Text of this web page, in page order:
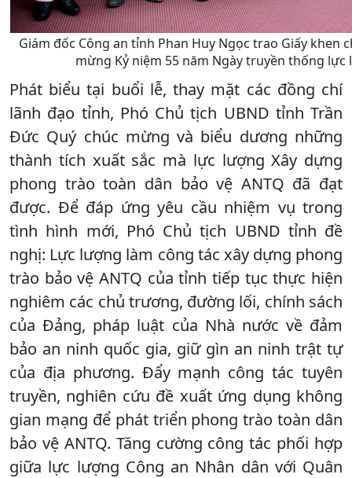
Giám đốc Công an tỉnh Phan Huy Ngọc trao Giấy
mừng Kỷ niệm 55 năm Ngày truyền thống
Phát biểu tại buổi lễ, thay mặt các đồng chí
lãnh đạo tỉnh, Phó Chủ tịch UBND tỉnh Trần
Đức Quý chúc mừng và biểu dương những
thành tích xuất sắc mà lực lượng Xây dựng
phong trào toàn dân bảo vệ ANTQ đã đạt
được. Để đáp ứng yêu cầu nhiệm vụ trong
tình hình mới, Phó Chủ tịch UBND tỉnh đề
nghị: Lực lượng làm công tác xây dựng phong
trào bảo vệ ANTQ của tỉnh tiếp tục thực hiện
nghiêm các chủ trương, đường lối, chính sách
của Đảng, pháp luật của Nhà nước về đảm
bảo an ninh quốc gia, giữ gìn an ninh trật tự
của địa phương. Đẩy mạnh công tác tuyên
truyền, nghiên cứu đề xuất ứng dụng không
gian mạng để phát triển phong trào toàn dân
bảo vệ ANTQ. Tăng cường công tác phối hợp
giữa lực lượng Công an Nhân dân với Quân